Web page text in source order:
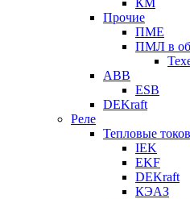
Прочие
ПМЕ
ПМЛ в
ABB
ESB
DEKraft
Реле
Тепловые
IEK
EKF
DEKraft
КЭАЗ